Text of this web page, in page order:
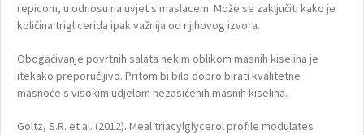
repicom, u odnosu na uvjet s maslacem. Može se zaključiti kako je
količina triglicerida ipak važnija od njihovog izvora.
Obogaćivanje povrtnih salata nekim oblikom masnih kiselina je
itekako preporučljivo. Pritom bi bilo dobro birati kvalitetne
masnoće s visokim udjelom nezasićenih masnih kiselina.
Goltz, S.R. et al. (2012). Meal triacylglycerol profile modulates